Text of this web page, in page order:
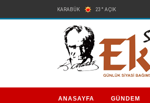
KARABÜK 23° AÇIK
ANASAYFA GÜNDEM